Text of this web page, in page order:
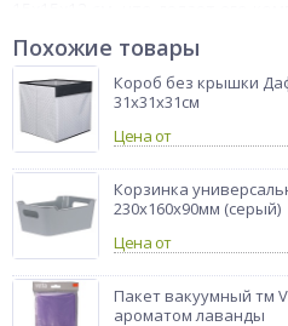
стильному дизайну с чёрно-
прекрасно впишется в любой
изюминкой. Прост в уходе и
необходимости его можно
помощью влажной тряпки или
VETTA
Похожие товары
Короб без крышки
31x31x31см
Цена от
Корзинка
230х160х90мм (серый)
Цена от
Пакет вакуумный тм
ароматом лаванды